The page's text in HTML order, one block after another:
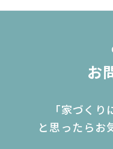
お
「家づくり
と思ったらお